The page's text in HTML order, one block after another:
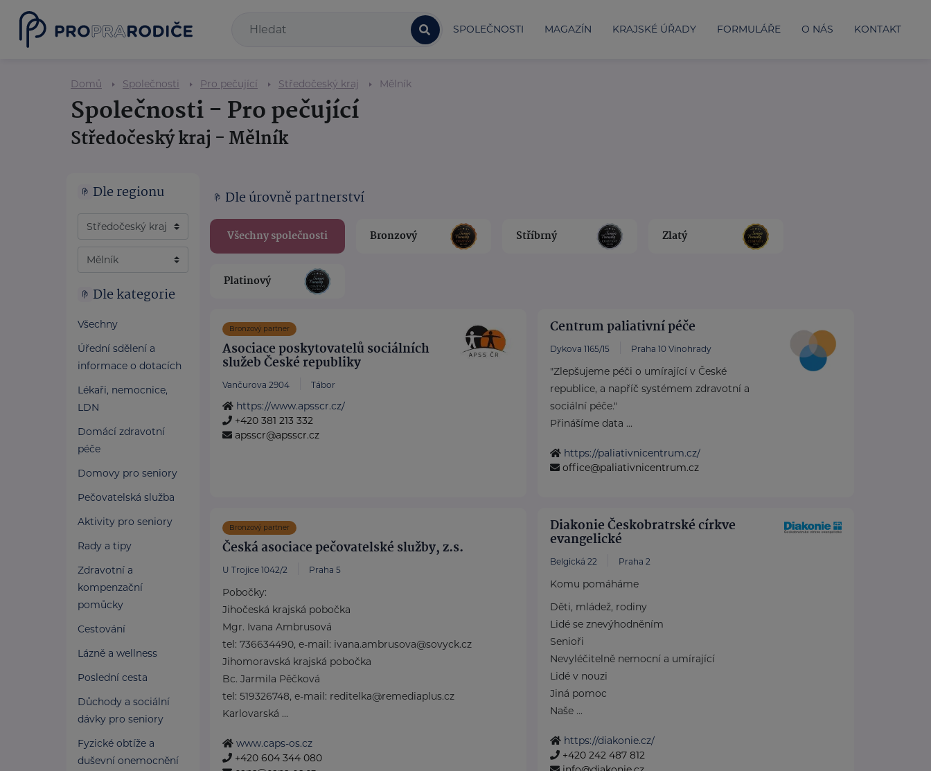
SPOLEČNOSTI MAGAZÍN KRAJSKÉ ÚŘADY FORMULÁŘE O NÁS KONTAKT
Domů Společnosti Pro pečující Středočeský kraj Mělník
Společnosti - Pro pečující
Středočeský kraj - Mělník
Dle regionu
Dle kategorie
Všechny
Úřední sdělení a
informace o dotacích
Lékaři, nemocnice,
LDN
Domácí zdravotní
péče
Domovy pro seniory
Pečovatelská služba
Aktivity pro seniory
Rady a tipy
Zdravotní a
kompenzační
pomůcky
Cestování
Lázně a wellness
Poslední cesta
Důchody a sociální
dávky pro seniory
Fyzické obtíže a
duševní onemocnění
Dle úrovně partnerství
Všechny společnosti Bronzový Stříbrný Zlatý
Platinový
Bronzový partner
Asociace poskytovatelů sociálních
služeb České republiky
Vančurova 2904 Tábor
https://www.apsscr.cz/
+420 381 213 332
apsscr@apsscr.cz
Centrum paliativní péče
Dykova 1165/15 Praha 10 Vinohrady
"Zlepšujeme péči o umírající v České
republice, a napříč systémem zdravotní a
sociální péče."
Přinášíme data ...
https://paliativnicentrum.cz/
office@paliativnicentrum.cz
Bronzový partner
Česká asociace pečovatelské služby, z.s.
U Trojice 1042/2 Praha 5
Pobočky:
Jihočeská krajská pobočka
Mgr. Ivana Ambrusová
tel: 736634490, e-mail: ivana.ambrusova@sovyck.cz
Jihomoravská krajská pobočka
Bc. Jarmila Pěčková
tel: 519326748, e-mail: reditelka@remediaplus.cz
Karlovarská ...
www.caps-os.cz
+420 604 344 080
Diakonie Českobratrské církve
evangelické
Belgická 22 Praha 2
Komu pomáháme
Děti, mládež, rodiny
Lidé se znevýhodněním
Senioři
Nevyléčitelně nemocní a umírající
Lidé v nouzi
Jiná pomoc
Naše ...
https://diakonie.cz/
+420 242 487 812